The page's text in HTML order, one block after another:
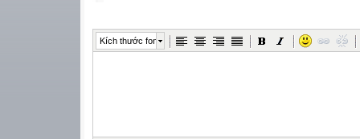
Kích thước font